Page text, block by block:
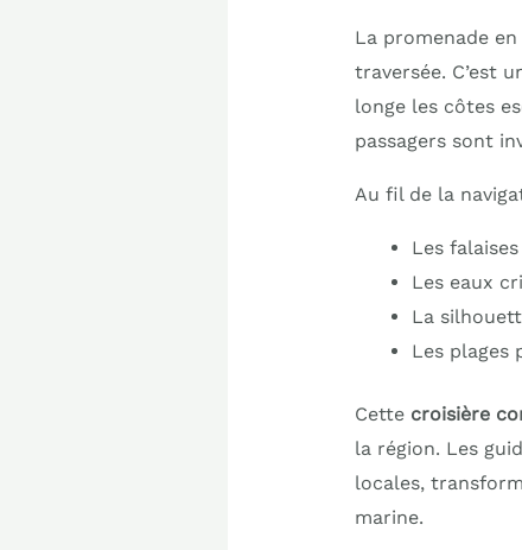
La promenade
traversée. C’est
longe les côtes
passagers sont
Au fil de la
Les
Les eaux
La
Les plages
Cette croisière
la région. Les
locales,
marine.